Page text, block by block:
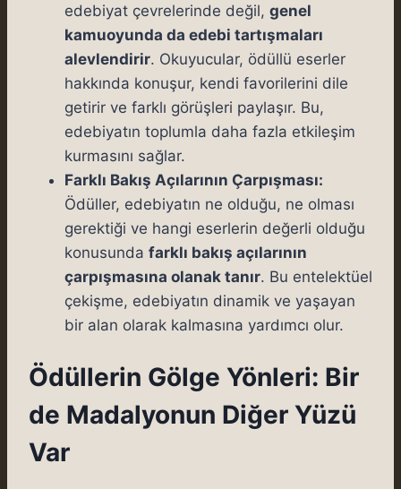
edebiyat çevrelerinde değil, genel
kamuoyunda da edebi tartışmaları
alevlendirir. Okuyucular, ödüllü eserler
hakkında konuşur, kendi favorilerini dile
getirir ve farklı görüşleri paylaşır. Bu,
edebiyatın toplumla daha fazla etkileşim
kurmasını sağlar.
Farklı Bakış Açılarının Çarpışması:
Ödüller, edebiyatın ne olduğu, ne olması
gerektiği ve hangi eserlerin değerli olduğu
konusunda farklı bakış açılarının
çarpışmasına olanak tanır. Bu entelektüel
çekişme, edebiyatın dinamik ve yaşayan
bir alan olarak kalmasına yardımcı olur.
Ödüllerin Gölge Yönleri: Bir
de Madalyonun Diğer Yüzü
Var